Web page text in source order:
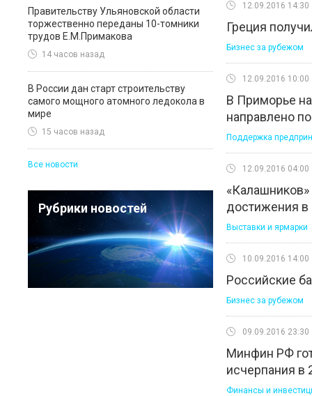
Правительству Ульяновской области
торжественно переданы 10-томники
трудов Е.М.Примакова
14 часов назад
В России дан старт строительству
самого мощного атомного ледокола в
мире
15 часов назад
Все новости
Рубрики новостей
12.09.2016 14:30
Греция
Бизнес за рубежом
12.09.2016 10:00
В Приморье
направлено
Поддержка
12.09.2016 04:00
достижения в
Выставки и ярмарки
10.09.2016 14:00
Российские
Бизнес за рубежом
09.09.2016 23:30
Минфин РФ
исчерпания в
Финансы и